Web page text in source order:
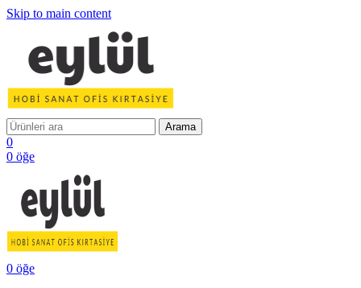
Skip to main content
Arama
0
0 öğe
0 öğe